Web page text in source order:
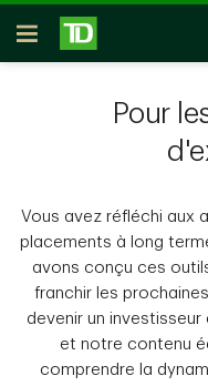
Passer au contenu principal
Ouvert
Pour
Vous avez réfléchi aux
placements à long
avons conçu ces
franchir les
devenir un
et notre contenu
comprendre la